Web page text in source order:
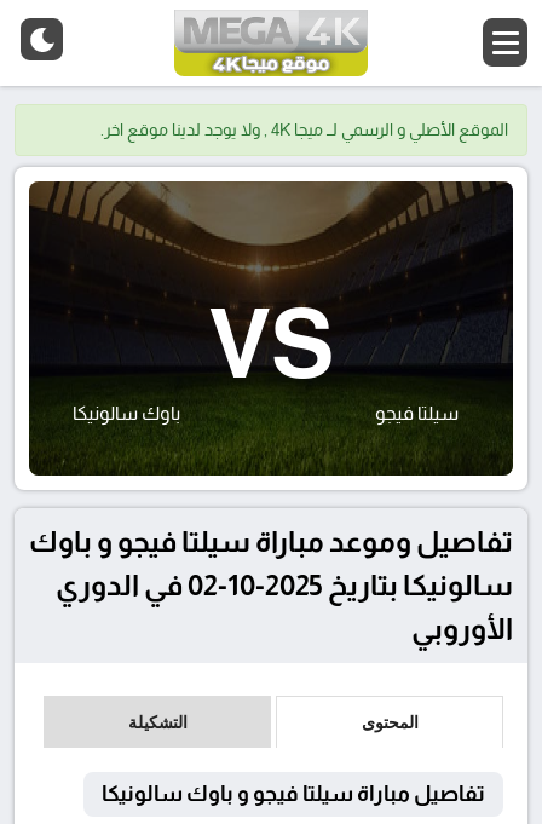
الموقع الأصلي و الرسمي لــ ميجا 4K , ولا يوجد لدينا موقع اخر.
سيلتا فيجو
VS
باوك سالونيكا
تفاصيل وموعد مباراة سيلتا فيجو و باوك
سالونيكا بتاريخ 2025-10-02 في الدوري
الأوروبي
المحتوى التشكيلة
تفاصيل مباراة سيلتا فيجو و باوك سالونيكا